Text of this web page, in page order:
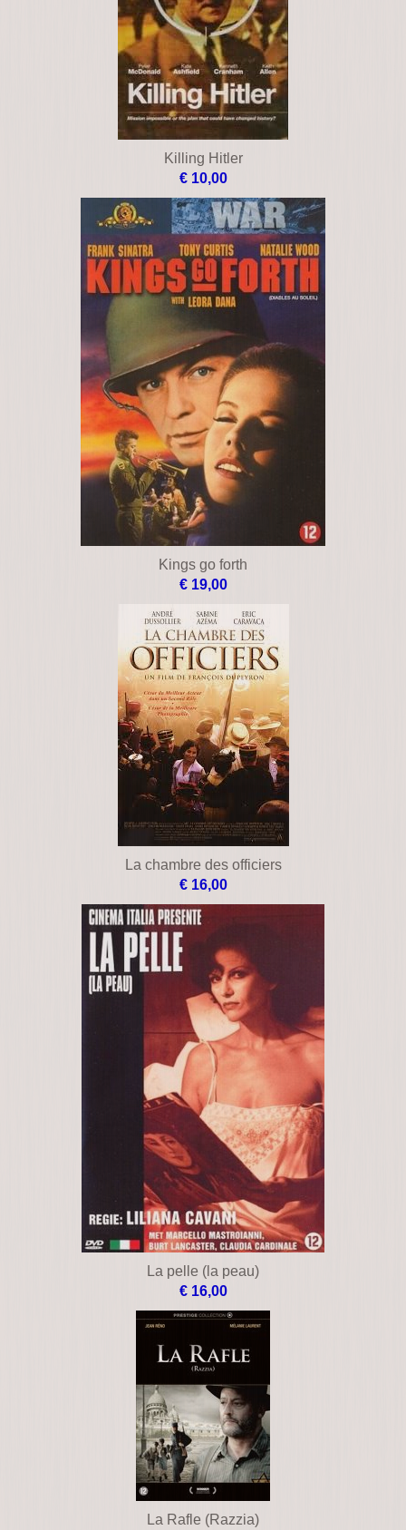
Killing Hitler
€ 10,00
Kings go forth
€ 19,00
La chambre des officiers
€ 16,00
La pelle (la peau)
€ 16,00
La Rafle (Razzia)